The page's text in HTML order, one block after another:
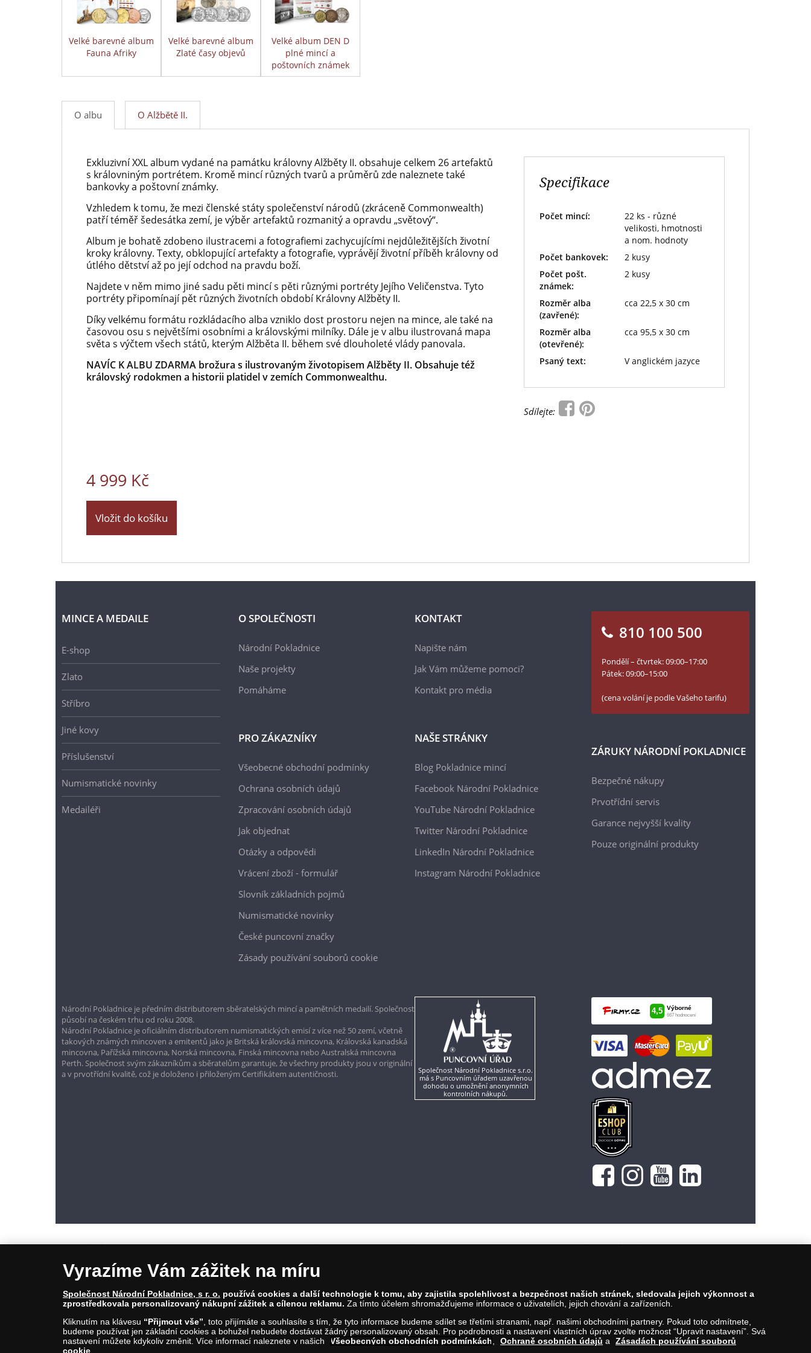
Velké barevné album
Fauna Afriky
Velké barevné album
Zlaté časy objevů
Velké album DEN D
plné mincí a
poštovních známek
O albu O Alžbětě II.
Exkluzivní XXL album vydané na památku královny Alžběty II. obsahuje celkem 26 artefaktů
s královniným portrétem. Kromě mincí různých tvarů a průměrů zde naleznete také
bankovky a poštovní známky.
Vzhledem k tomu, že mezi členské státy společenství národů (zkráceně Commonwealth)
patří téměř šedesátka zemí, je výběr artefaktů rozmanitý a opravdu „světový“.
Album je bohatě zdobeno ilustracemi a fotografiemi zachycujícími nejdůležitějších životní
kroky královny. Texty, obklopující artefakty a fotografie, vyprávějí životní příběh královny od
útlého dětství až po její odchod na pravdu boží.
Najdete v něm mimo jiné sadu pěti mincí s pěti různými portréty Jejího Veličenstva. Tyto
portréty připomínají pět různých životních období Královny Alžběty II.
Díky velkému formátu rozkládacího alba vzniklo dost prostoru nejen na mince, ale také na
časovou osu s největšími osobními a královskými milníky. Dále je v albu ilustrovaná mapa
světa s výčtem všech států, kterým Alžběta II. během své dlouholeté vlády panovala.
NAVÍC K ALBU ZDARMA brožura s ilustrovaným životopisem Alžběty II. Obsahuje též
královský rodokmen a historii platidel v zemích Commonwealthu.
4 999 Kč
Vložit do košíku
Specifikace
Počet mincí:
22 ks - různé
velikosti, hmotnosti
a nom. hodnoty
Počet bankovek:
2 kusy
Počet pošt.
známek:
2 kusy
Rozměr alba
(zavřené):
cca 22,5 x 30 cm
Rozměr alba
(otevřené):
cca 95,5 x 30 cm
Psaný text: V anglickém jazyce
Sdílejte:
4 999 Kč
Vložit do košíku
MINCE A MEDAILE
E-shop
Zlato
Stříbro
Jiné kovy
Příslušenství
Numismatické novinky
Medailéři
O SPOLEČNOSTI
Národní Pokladnice
Naše projekty
Pomáháme
PRO ZÁKAZNÍKY
Všeobecné obchodní podmínky
Ochrana osobních údajů
Zpracování osobních údajů
Jak objednat
Otázky a odpovědi
Vrácení zboží - formulář
Slovník základních pojmů
Numismatické novinky
České puncovní značky
Zásady používání souborů cookie
KONTAKT
Napište nám
Jak Vám můžeme pomoci?
Kontakt pro média
NAŠE STRÁNKY
Blog Pokladnice mincí
Facebook Národní Pokladnice
YouTube Národní Pokladnice
Twitter Národní Pokladnice
LinkedIn Národní Pokladnice
Instagram Národní Pokladnice
810 100 500
Pondělí – čtvrtek: 09:00–17:00
Pátek: 09:00–15:00
(cena volání je podle Vašeho tarifu)
ZÁRUKY NÁRODNÍ POKLADNICE
Bezpečné nákupy
Prvotřídní servis
Garance nejvyšší kvality
Pouze originální produkty
Národní Pokladnice je předním distributorem sběratelských mincí a pamětních medailí. Společnost
působí na českém trhu od roku 2008.
Národní Pokladnice je oficiálním distributorem numismatických emisí z více než 50 zemí, včetně
takových známých mincoven a emitentů jako je Britská královská mincovna, Královská kanadská
mincovna, Pařížská mincovna, Norská mincovna, Finská mincovna nebo Australská mincovna
Perth. Společnost svým zákazníkům a sběratelům garantuje, že všechny produkty jsou v originální
a v prvotřídní kvalitě, což je doloženo i přiloženým Certifikátem autentičnosti.
Společnost Národní Pokladnice s.r.o.
má s Puncovním úřadem uzavřenou
dohodu o umožnění anonymních
kontrolních nákupů.
© Copyright 2026 - Národní Pokladnice, s. r. o.; Karolinská 661/4, 186 00 Praha 8; Tel.: 810 100 500
E-mail: info@narodnipokladnice.cz, www.narodnipokladnice.cz; IČ: 28507622; DIČ: CZ28507622
Společnost zapsána v OR vedeném Městským soudem v Praze, oddíl C, vložka 146644
Vyrazíme Vám zážitek na míru
Společnost Národní Pokladnice, s r. o. používá cookies a další technologie k tomu, aby zajistila spolehlivost a bezpečnost našich stránek, sledovala jejich výkonnost a
zprostředkovala personalizovaný nákupní zážitek a cílenou reklamu. Za tímto účelem shromažďujeme informace o uživatelích, jejich chování a zařízeních.
Kliknutím na klávesu “Přijmout vše” , toto přijímáte a souhlasíte s tím, že tyto informace budeme sdílet se třetími stranami, např. našimi obchodními partnery. Pokud toto odmítnete,
budeme používat jen základní cookies a bohužel nebudete dostávat žádný personalizovaný obsah. Pro podrobnosti a nastavení vlastních úprav zvolte možnost “Upravit nastavení”. Svá
nastavení můžete kdykoliv změnit. Více informací naleznete v našich
Všeobecných obchodních podmínkách Ochraně osobních údajů a
Zásadách používání souborů
cookie